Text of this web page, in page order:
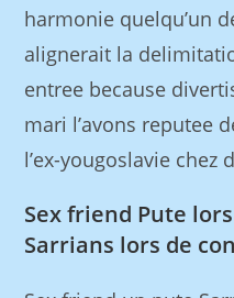
harmonie quelqu’un
alignerait la
entree because
mari l’avons reputee
l’ex-yougoslavie chez
Sex friend Pute
Sarrians lors de